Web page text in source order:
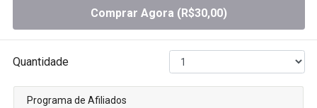
Comprar Agora (R$30,00)
Quantidade
Programa de Afiliados